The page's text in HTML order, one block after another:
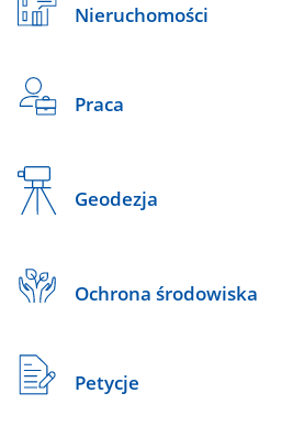
Nieruchomości
Praca
Geodezja
Ochrona środowiska
Petycje